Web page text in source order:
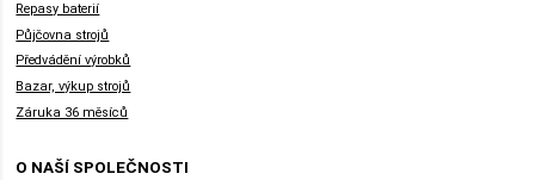
Repasy baterií
Půjčovna strojů
Předvádění výrobků
Bazar, výkup strojů
Záruka 36 měsíců
O NAŠÍ SPOLEČNOSTI